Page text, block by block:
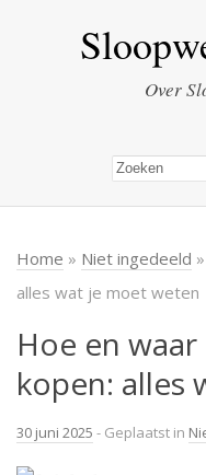
Over
Home » Niet ingedeeld
alles wat je moet weten
Hoe en
kopen: alles
30 juni 2025 - Geplaatst in